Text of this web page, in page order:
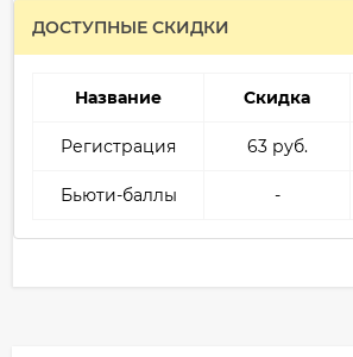
ДОСТУПНЫЕ СКИДКИ
Название Скидка
Регистрация 63 руб.
Бьюти-баллы -